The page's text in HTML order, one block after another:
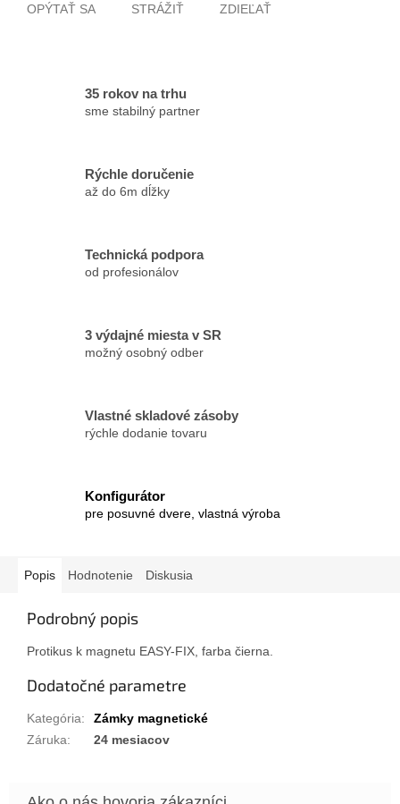
OPÝTAŤ SA STRÁŽIŤ ZDIEĽAŤ
35 rokov na trhu
sme stabilný partner
Rýchle doručenie
až do 6m dĺžky
Technická podpora
od profesionálov
3 výdajné miesta v SR
možný osobný odber
Vlastné skladové zásoby
rýchle dodanie tovaru
Konfigurátor
pre posuvné dvere, vlastná výroba
Popis Hodnotenie Diskusia
Podrobný popis
Protikus k magnetu EASY-FIX, farba čierna.
Dodatočné parametre
Kategória:
Zámky magnetické
Záruka: 24 mesiacov